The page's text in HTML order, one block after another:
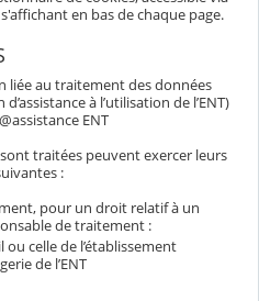
en bas de chaque page.
liée au traitement des données
à l’utilisation de l’ENT)
ENT
traitées peuvent exercer leurs
:
pour un droit relatif à un
de traitement :
ou celle de l’établissement
de l’ENT